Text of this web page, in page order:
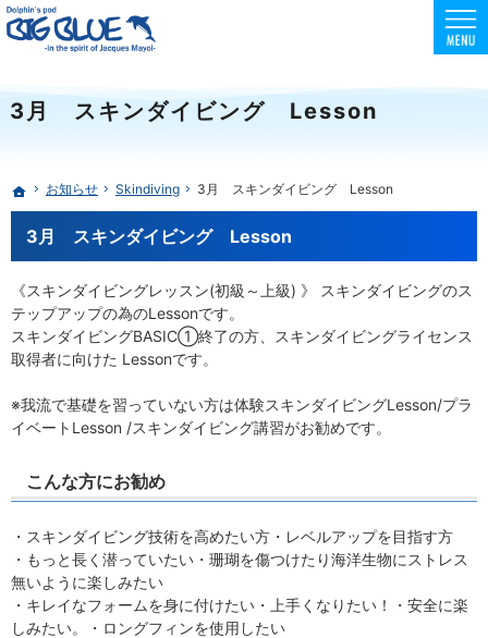
3月 スキンダイビング Lesson
東京でスクーバダイビング・フリーダイビング・スキンダイビングを安全に楽しめる環境
初心者向けコースも充実！フリー・スキンダイビングはBIG BLUE
ホーム
お知らせ Skindiving 3月 スキンダイビング Lesson
3月 スキンダイビング Lesson
《スキンダイビングレッスン(初級～上級) 》 スキンダイビングのス
テップアップの為のLessonです。
スキンダイビングBASIC①終了の方、スキンダイビングライセンス
取得者に向けた Lessonです。
※我流で基礎を習っていない方は体験スキンダイビングLesson/プラ
イベートLesson /スキンダイビング講習がお勧めです。
こんな方にお勧め
・スキンダイビング技術を高めたい方・レベルアップを目指す方
・もっと長く潜っていたい・珊瑚を傷つけたり海洋生物にストレス
無いように楽しみたい
・キレイなフォームを身に付けたい・上手くなりたい！・安全に楽
しみたい。・ロングフィンを使用したい